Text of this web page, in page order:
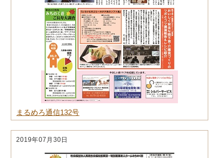
まるめろ通信132号
2019年07月30日